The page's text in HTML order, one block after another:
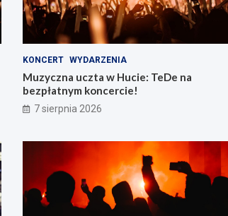
KONCERT WYDARZENIA
Muzyczna uczta w Hucie: TeDe na
bezpłatnym koncercie!
7 sierpnia 2026